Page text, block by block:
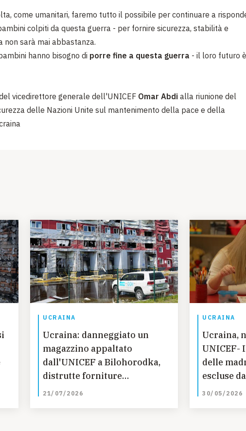
come umanitari, faremo tutto il possibile per continuare a
colpiti da questa guerra - per fornire sicurezza, stabilità e
non sarà mai abbastanza.
hanno bisogno di porre fine a questa guerra - il loro futuro
vicedirettore generale dell'UNICEF Omar Abdi alla riunione del
delle Nazioni Unite sul mantenimento della pace e della
UCRAINA
Ucraina: danneggiato un
magazzino appaltato
dall'UNICEF a Bilohorodka,
distrutte forniture
umanitarie essenziali
21/07/2026
UCRAINA
Ucraina,
UNICEF-
delle
escluse
lavoro
30/05/2026